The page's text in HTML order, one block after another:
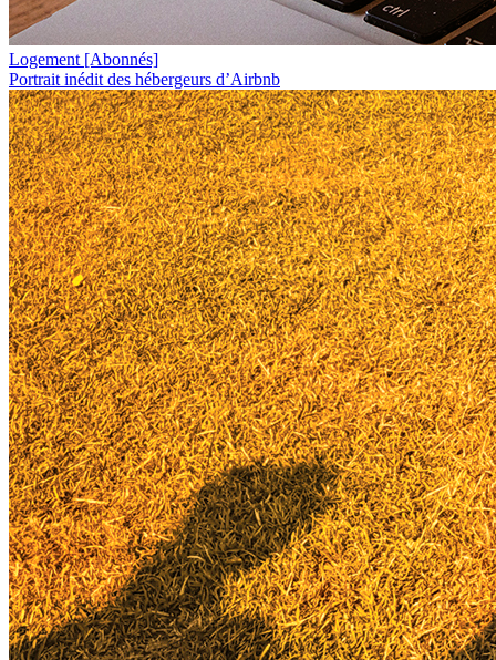
Logement [Abonnés]
Portrait inédit des hébergeurs d’Airbnb